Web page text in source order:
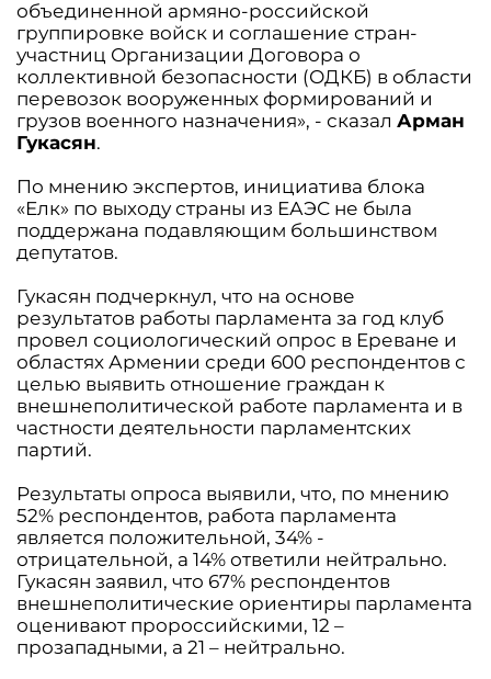
объединенной армяно-российской
группировке войск и соглашение стран-
участниц Организации Договора о
коллективной безопасности (ОДКБ) в области
перевозок вооруженных формирований и
грузов военного назначения», - сказал Арман
Гукасян.
По мнению экспертов, инициатива блока
«Елк» по выходу страны из ЕАЭС не была
поддержана подавляющим большинством
депутатов.
Гукасян подчеркнул, что на основе
результатов работы парламента за год клуб
провел социологический опрос в Ереване и
областях Армении среди 600 респондентов с
целью выявить отношение граждан к
внешнеполитической работе парламента и в
частности деятельности парламентских
партий.
Результаты опроса выявили, что, по мнению
52% респондентов, работа парламента
является положительной, 34% -
отрицательной, а 14% ответили нейтрально.
Гукасян заявил, что 67% респондентов
внешнеполитические ориентиры парламента
оценивают пророссийскими, 12 –
прозападными, а 21 – нейтрально.